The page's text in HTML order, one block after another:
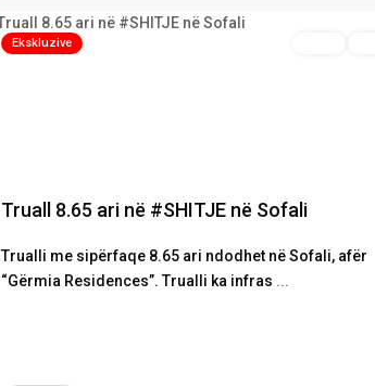
Ekskluzive
Truall 8.65 ari në #SHITJE në Sofali
Trualli me sipërfaqe 8.65 ari ndodhet në Sofali, afër
“Gërmia Residences”. Trualli ka infras ...